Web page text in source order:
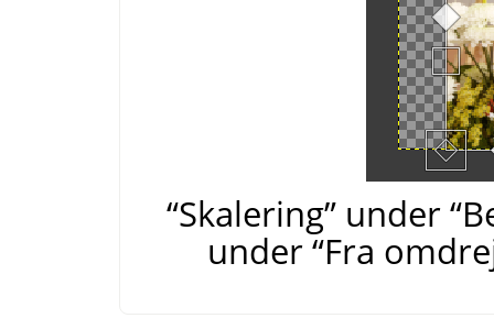
“Skalering” under
under “Fra